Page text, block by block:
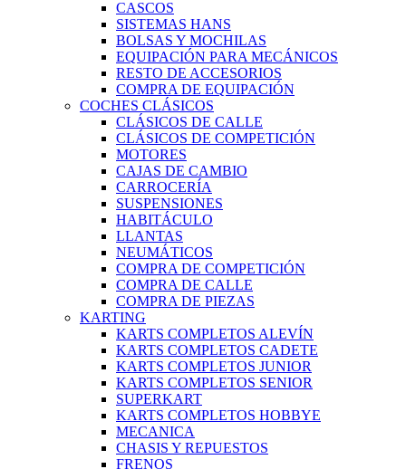
CASCOS
SISTEMAS HANS
BOLSAS Y MOCHILAS
EQUIPACIÓN PARA MECÁNICOS
RESTO DE ACCESORIOS
COMPRA DE EQUIPACIÓN
COCHES CLÁSICOS
CLÁSICOS DE CALLE
CLÁSICOS DE COMPETICIÓN
MOTORES
CAJAS DE CAMBIO
CARROCERÍA
SUSPENSIONES
HABITÁCULO
LLANTAS
NEUMÁTICOS
COMPRA DE COMPETICIÓN
COMPRA DE CALLE
COMPRA DE PIEZAS
KARTING
KARTS COMPLETOS ALEVÍN
KARTS COMPLETOS CADETE
KARTS COMPLETOS JUNIOR
KARTS COMPLETOS SENIOR
SUPERKART
KARTS COMPLETOS HOBBYE
MECANICA
CHASIS Y REPUESTOS
FRENOS